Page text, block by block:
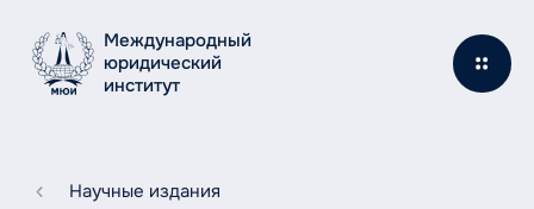
Международный
юридический
институт
Научные издания